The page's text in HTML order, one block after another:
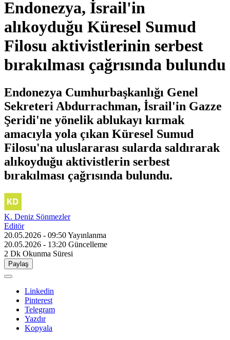
Endonezya, İsrail'in
alıkoyduğu Küresel Sumud
Filosu aktivistlerinin serbest
bırakılması çağrısında bulundu
Endonezya Cumhurbaşkanlığı Genel
Sekreteri Abdurrachman, İsrail'in Gazze
Şeridi'ne yönelik ablukayı kırmak
amacıyla yola çıkan Küresel Sumud
Filosu'na uluslararası sularda saldırarak
alıkoyduğu aktivistlerin serbest
bırakılması çağrısında bulundu.
K. Deniz Sönmezler
Editör
20.05.2026 - 09:50Yayınlanma
20.05.2026 - 13:20 Güncelleme
2 Dk Okunma Süresi
Paylaş
Linkedin
Pinterest
Telegram
Yazdır
Kopyala